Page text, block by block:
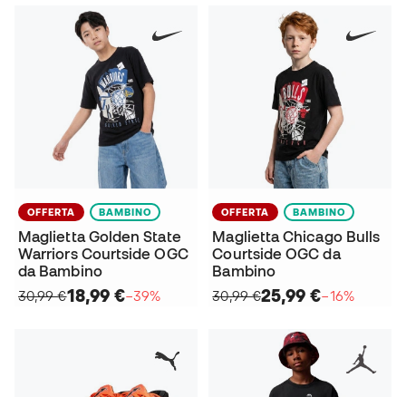
OFFERTA BAMBINO
Maglietta Golden State
Warriors Courtside OGC
da Bambino
30,99 €18,99 €−39%
OFFERTA BAMBINO
Maglietta Chicago Bulls
Courtside OGC da
Bambino
30,99 €25,99 €−16%